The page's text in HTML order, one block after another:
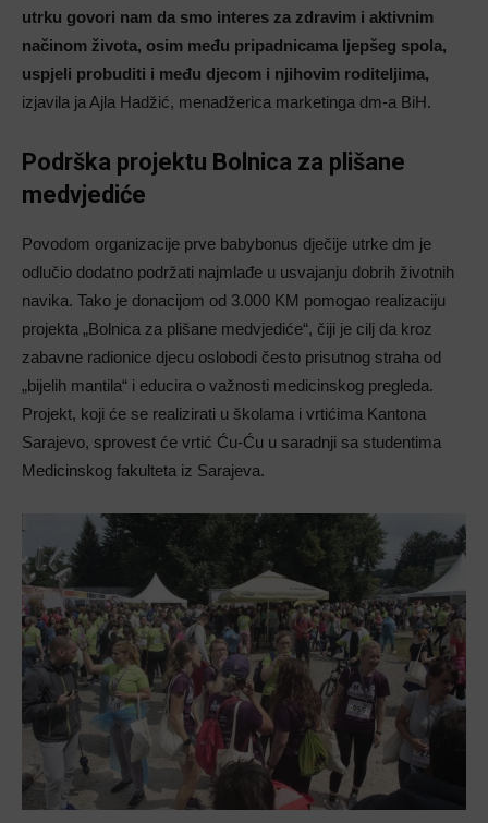
utrku govori nam da smo interes za zdravim i aktivnim
načinom života, osim među pripadnicama ljepšeg spola,
uspjeli probuditi i među djecom i njihovim roditeljima,
izjavila ja Ajla Hadžić, menadžerica marketinga dm-a BiH.
Podrška projektu Bolnica za plišane
medvjediće
Povodom organizacije prve babybonus dječije utrke dm je
odlučio dodatno podržati najmlađe u usvajanju dobrih životnih
navika. Tako je donacijom od 3.000 KM pomogao realizaciju
projekta „Bolnica za plišane medvjediće“, čiji je cilj da kroz
zabavne radionice djecu oslobodi često prisutnog straha od
„bijelih mantila“ i educira o važnosti medicinskog pregleda.
Projekt, koji će se realizirati u školama i vrtićima Kantona
Sarajevo, sprovest će vrtić Ću-Ću u saradnji sa studentima
Medicinskog fakulteta iz Sarajeva.